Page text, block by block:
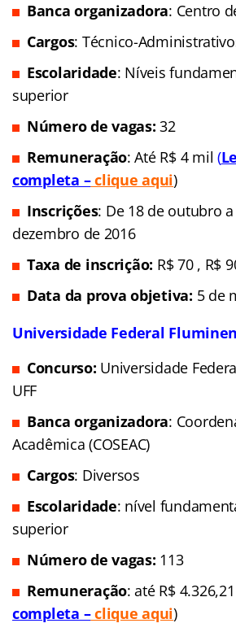
Banca organizadora: Centro
Cargos: Técnico-
Escolaridade: Níveis
superior
Número de vagas:32
Remuneração: Até R$ 4 mil (
completa –clique aqui)
Inscrições: De 18 de outubro
dezembro de 2016
Taxa de inscrição: R$ 70 , R$
Data da prova objetiva: 5 de
Universidade Federal
Concurso: Universidade
UFF
Banca organizadora:
Acadêmica (COSEAC)
Cargos: Diversos
Escolaridade: nível
superior
Número de vagas: 113
Remuneração: até R$
completa –clique aqui)